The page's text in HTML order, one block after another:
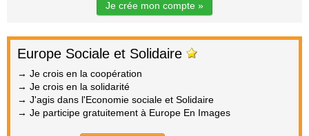
Je crée mon compte »
Europe Sociale et Solidaire
→ Je crois en la coopération
→ Je crois en la solidarité
→ J'agis dans l'Economie sociale et Solidaire
→ Je participe gratuitement à Europe En Images